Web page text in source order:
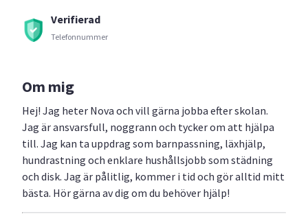
Verifierad
Telefonnummer
Om mig
Hej! Jag heter Nova och vill gärna jobba efter skolan.
Jag är ansvarsfull, noggrann och tycker om att hjälpa
till. Jag kan ta uppdrag som barnpassning, läxhjälp,
hundrastning och enklare hushållsjobb som städning
och disk. Jag är pålitlig, kommer i tid och gör alltid mitt
bästa. Hör gärna av dig om du behöver hjälp!